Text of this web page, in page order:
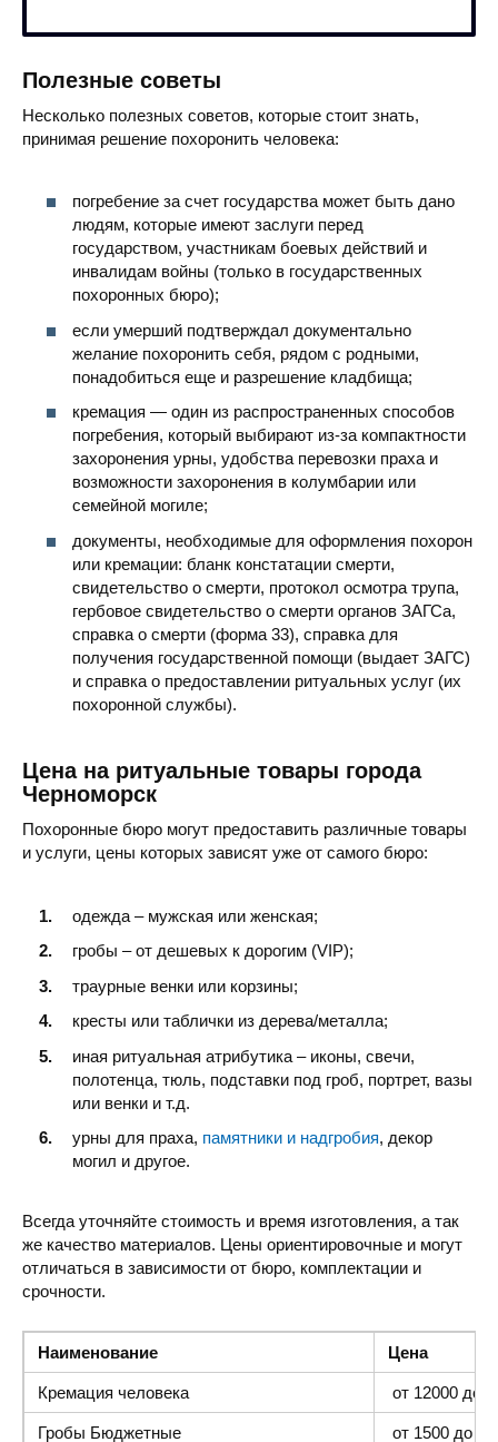
Полезные советы
Несколько полезных советов, которые стоит знать,
принимая решение похоронить человека:
погребение за счет государства может быть дано
людям, которые имеют заслуги перед
государством, участникам боевых действий и
инвалидам войны (только в государственных
похоронных бюро);
если умерший подтверждал документально
желание похоронить себя, рядом с родными,
понадобиться еще и разрешение кладбища;
кремация — один из распространенных способов
погребения, который выбирают из-за компактности
захоронения урны, удобства перевозки праха и
возможности захоронения в колумбарии или
семейной могиле;
документы, необходимые для оформления похорон
или кремации: бланк констатации смерти,
свидетельство о смерти, протокол осмотра трупа,
гербовое свидетельство о смерти органов ЗАГСа,
справка о смерти (форма 33), справка для
получения государственной помощи (выдает ЗАГС)
и справка о предоставлении ритуальных услуг (их
похоронной службы).
Цена на ритуальные товары города
Черноморск
Похоронные бюро могут предоставить различные товары
и услуги, цены которых зависят уже от самого бюро:
одежда – мужская или женская;
гробы – от дешевых к дорогим (VIP);
траурные венки или корзины;
кресты или таблички из дерева/металла;
иная ритуальная атрибутика – иконы, свечи,
полотенца, тюль, подставки под гроб, портрет, вазы
или венки и т.д.
урны для праха, памятники и надгробия, декор
могил и другое.
Всегда уточняйте стоимость и время изготовления, а так
же качество материалов. Цены ориентировочные и могут
отличаться в зависимости от бюро, комплектации и
срочности.
Наименование Цена
Кремация человека от 12000 до
Гробы Бюджетные от 1500 до